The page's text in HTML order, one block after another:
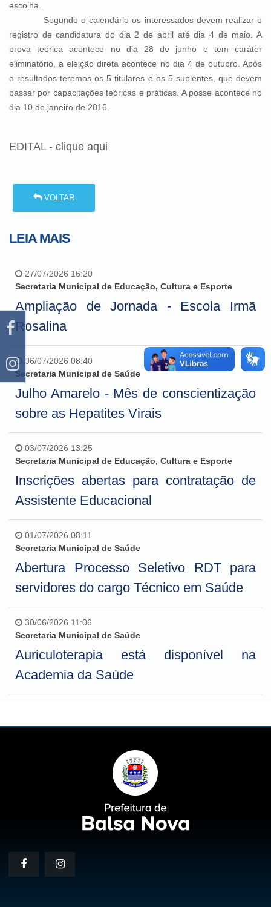
escolha.
Segundo o calendário os interessados devem realizar o
registro de candidatura do dia 2 de abril até dia 4 de maio. A
prova teórica acontece no dia 28 de junho e tem caráter
eliminatório, a eleição direta acontece no dia 4 de outubro. Após
o resultados teremos os 5 titulares e os 5 suplentes, que devem
passar por capacitações teóricas e práticas. A posse acontece no
dia 10 de janeiro de 2016.
EDITAL - clique aqui
VOLTAR
LEIA MAIS
27/07/2026 16:20
Secretaria Municipal de Educação, Cultura e Esporte
Ampliação de Jornada - Escola Irmã
Rosalina
06/07/2026 08:40
Secretaria Municipal de Saúde
Julho Amarelo - Mês de conscientização
sobre as Hepatites Virais
03/07/2026 13:25
Secretaria Municipal de Educação, Cultura e Esporte
Inscrições abertas para contratação de
Assistente Educacional
01/07/2026 08:11
Secretaria Municipal de Saúde
Abertura Processo Seletivo RDT para
servidores do cargo Técnico em Saúde
30/06/2026 11:06
Secretaria Municipal de Saúde
Auriculoterapia está disponível na
Academia da Saúde